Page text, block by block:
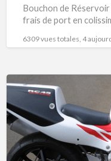
Bouchon de
frais de port en
6309 vues totales, 4
Ensemble
Complet
Honda
RC
45